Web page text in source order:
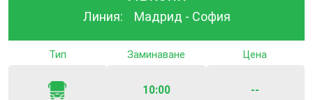
Линия: Мадрид - София
Тип Заминаване
10:00
Цена
--